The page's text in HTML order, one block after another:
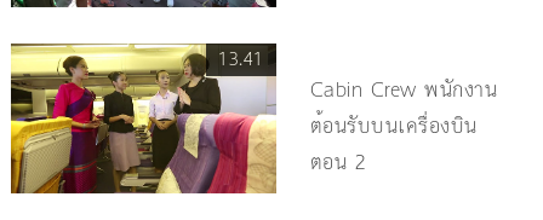
13.41
Cabin Crew พนักงาน
ต้อนรับบนเครื่องบิน
ตอน 2